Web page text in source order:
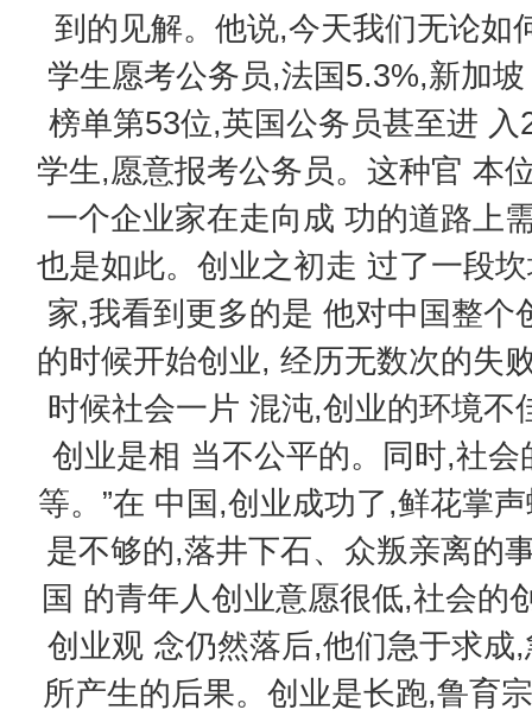
到的见解。他说,今天我们无论如
学生愿考公务员,法国5.3%,新加
榜单第53位,英国公务员甚至进
学生,愿意报考公务员。这种官 本
一个企业家在走向成 功的道路上
也是如此。创业之初走 过了一段
家,我看到更多的是 他对中国整个
的时候开始创业, 经历无数次的失
时候社会一片 混沌,创业的环境
创业是相 当不公平的。同时,社
等。”在 中国,创业成功了,鲜花掌
是不够的,落井下石、众叛亲离的
国 的青年人创业意愿很低,社会的
创业观 念仍然落后,他们急于求
所产生的后果。创业是长跑,鲁育